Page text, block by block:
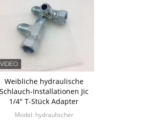
Weibliche hydraulische
Schlauch-Installationen Jic
1/4" T-Stück Adapter
Model: hydraulischer